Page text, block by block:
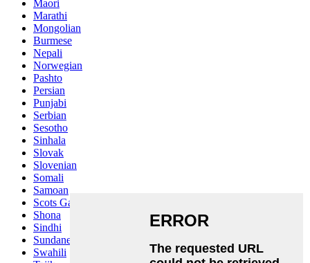
Maori
Marathi
Mongolian
Burmese
Nepali
Norwegian
Pashto
Persian
Punjabi
Serbian
Sesotho
Sinhala
Slovak
Slovenian
Somali
Samoan
Scots Gaelic
Shona
Sindhi
Sundanese
Swahili